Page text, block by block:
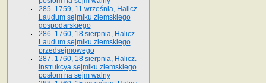
285. 1759, 11 września, Halicz.
Laudum sejmiku ziemskiego
gospodarskiego
286. 1760, 18 sierpnia, Halicz.
Laudum sejmiku ziemskiego
przedsejmowego
287. 1760, 18 sierpnia, Halicz.
Instrukcya sejmiku ziemskiego
posłom na sejm walny